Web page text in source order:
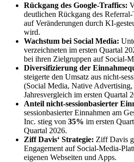
Rückgang des Google-Traffics:
deutlichen Rückgang des
auf Veränderungen durch KI-
wird.
Wachstum bei Social Media:
verzeichneten im ersten Quartal
bei ihren Zielgruppen auf Social-
Diversifizierung der
steigerte den Umsatz aus nicht-
(Social Media, Native Advertising,
Jahresvergleich im ersten Quartal
Anteil nicht-sessionbasierter
sessionbasierter Einnahmen am
Inc. stieg von 35% im ersten
Quartal 2026.
Ziff Davis‘ Strategie: Ziff Davis
Engagement auf Social-Media-
eigenen Webseiten und Apps.